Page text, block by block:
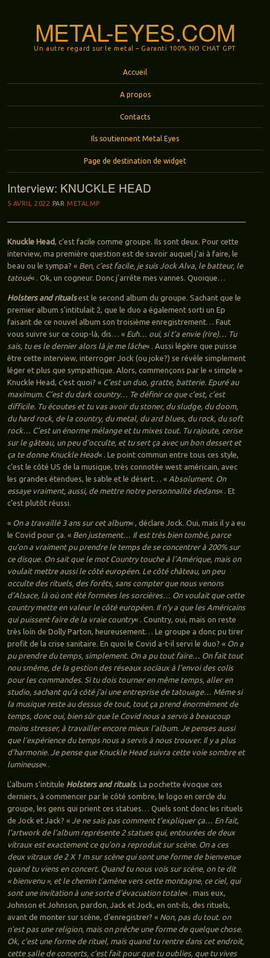
METAL-EYES.COM
Un autre regard sur le metal – Garanti 100% NO CHAT GPT
Accueil
A propos
Contacts
Ils soutiennent Metal Eyes
Page de destination de widget
Interview: KNUCKLE HEAD
5 AVRIL 2022 PAR METALMP
Knuckle Head, c’est facile comme groupe. Ils sont deux. Pour cette
interview, ma première question est de savoir auquel j’ai à faire, le
beau ou le sympa? « Ben, c’est facile, je suis Jock Alva, le batteur, le
tatoué« . Ok, un cogneur. Donc j’arrête mes vannes. Quoique…
Holsters and ritualsest le second album du groupe. Sachant que le
premier album s’intitulait 2, que le duo a également sorti un Ep
faisant de ce nouvel album son troisième enregistrement… Faut
vous suivre sur ce coup-là, dis… « Euh… oui, si t’a envie (rire)… Tu
sais, tu es le dernier alors là je me lâche« . Aussi légère que puisse
être cette interview, interroger Jock (ou joke?) se révèle simplement
léger et plus que sympathique. Alors, commençons par le « simple »
Knuckle Head, c’est quoi? « C’est un duo, gratte, batterie. Epuré au
maximum. C’est du dark country… Te définir ce que c’est, c’est
difficile. Tu écoutes et tu vas avoir du stoner, du sludge, du doom,
du hard rock, de la country, du metal, du ard blues, du rock, du soft
rock… C’est un énorme mélange et tu mixes tout. Tu rajoute, cerise
sur le gâteau, un peu d’occulte, et tu sert ça avec un bon dessert et
ça te donne Knuckle Head« . Le point commun entre tous ces style,
c’est le côté US de la musique, très connotée west américain, avec
les grandes étendues, le sable et le désert… « Absolument. On
essaye vraiment, aussi, de mettre notre personnalité dedans« . Et
c’est plutôt réussi.
« On a travaillé 3 ans sur cet album« , déclare Jock. Oui, mais il y a eu
le Covid pour ça. « Ben justement… Il est très bien tombé, parce
qu’on a vraiment pu prendre le temps de se concentrer à 200% sur
ce disque. On sait que le mot Country touche à l’Amérique, mais on
voulait mettre aussi le côté européen. Le côté château, un peu
occulte des rituels, des forêts, sans compter que nous venons
d’Alsace, là où ont été formées les sorcières… On voulait que cette
country mette en valeur le côté européen. Il n’y a que les Américains
qui puissent faire de la vraie country« . Country, oui, mais on reste
très loin de Dolly Parton, heureusement… Le groupe a donc pu tirer
profit de la crise sanitaire. En quoi le Covid a-t-il servi le duo? « On a
pu prendre du temps, simplement. On a pu tout faire… On fait tout
nou smême, de la gestion des réseaux sociaux à l’envoi des colis
pour les commandes. Si tu dois tourner en même temps, aller en
studio, sachant qu’à côté j’ai une entreprise de tatouage… Même si
la musique reste au dessus de tout, tout ça prend énormément de
temps, donc oui, bien sûr que le Covid nous a servis à beaucoup
moins stresser, à travailler encore mieux l’album. Je penses aussi
que l’expérience du temps nous a servis à nous trouver. Il y a plus
d’harmonie. Je pense que Knuckle Head suivra cette voie sombre et
lumineuse« .
L’album s’intitule Holsters and rituals. La pochette évoque ces
derniers, à commencer par le côté sombre, le logo en cercle du
groupe, les gens qui prient ces statues… Quels sont donc les rituels
de Jock et Jack? « Je ne sais pas comment t’expliquer ça… En fait,
l’artwork de l’album représente 2 statues qui, entourées de deux
vitraux est exactement ce qu’on a reproduit sur scène. On a ces
deux vitraux de 2 X 1 m sur scène qui sont une forme de bienvenue
quand tu viens en concert. Quand tu nous vois sur scène, on te dit
« bienvenu », et le chemin t’amène vers cette montagne, ce ciel, qui
sont une invitation à une sorte d’évacuation totale« . mais eux,
Johnson et Johnson, pardon, Jack et Jock, en ont-ils, des rituels,
avant de monter sur scène, d’enregistrer? « Non, pas du tout. on
n’est pas une religion, mais on prêche une forme de quelque chose.
Ok, c’est une forme de rituel, mais quand tu rentre dans cet endroit,
cette salle de concerts, c’est fait pour que tu oublies, que tu vives